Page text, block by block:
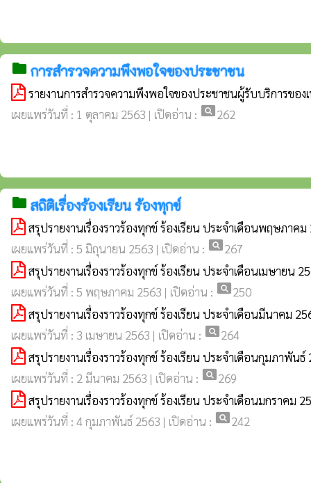
folder การสำรวจความพึงพอใจของประชาชน
รายงานการสำรวจความพึงพอใจของประชาชนผู้รับบริการข
เผยแพร่วันที่ : 1 ตุลาคม 2563 | เปิดอ่าน : pageview262
folder สถิติเรื่องร้องเรียน ร้องทุกข์
สรุปรายงานเรื่องราวร้องทุกข์ ร้องเรียน ประจำเดือนพฤษภาคม
เผยแพร่วันที่ : 5 มิถุนายน 2563 | เปิดอ่าน : pageview267
สรุปรายงานเรื่องราวร้องทุกข์ ร้องเรียน ประจำเดือนเมษายน
เผยแพร่วันที่ : 5 พฤษภาคม 2563 | เปิดอ่าน : pageview250
สรุปรายงานเรื่องราวร้องทุกข์ ร้องเรียน ประจำเดือนมีนาคม
เผยแพร่วันที่ : 3 เมษายน 2563 | เปิดอ่าน : pageview264
สรุปรายงานเรื่องราวร้องทุกข์ ร้องเรียน ประจำเดือนกุมภาพัน
เผยแพร่วันที่ : 2 มีนาคม 2563 | เปิดอ่าน : pageview269
สรุปรายงานเรื่องราวร้องทุกข์ ร้องเรียน ประจำเดือนมกราคม
เผยแพร่วันที่ : 4 กุมภาพันธ์ 2563 | เปิดอ่าน : pageview242